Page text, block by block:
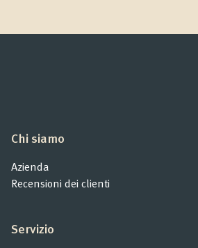
Chi siamo
Azienda
Recensioni dei clienti
Servizio